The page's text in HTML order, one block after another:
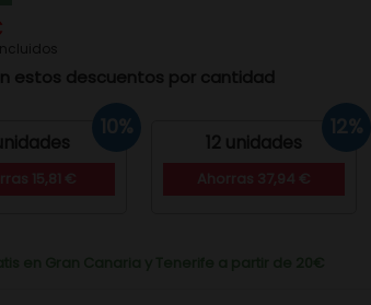
estos descuentos por cantidad
10%
12 unidades
12%